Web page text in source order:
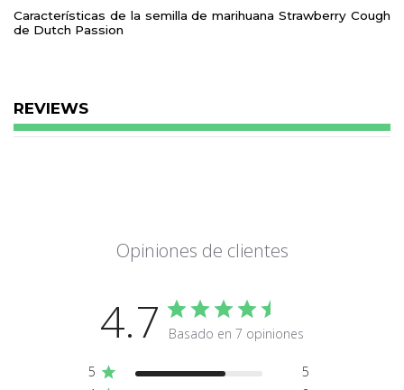
Características de la semilla de marihuana Strawberry Cough
de Dutch Passion
REVIEWS
Opiniones de clientes
4.7 Basado en 7 opiniones
5
5